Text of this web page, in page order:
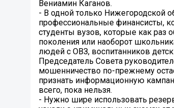
Вениамин Каганов.
- В одной только Нижегородской
профессиональные финансисты,
студенты вузов, которые как раз
поколения или наоборот
людей с ОВЗ, воспитанников
Председатель Совета
мошенничество по-прежнему
признать информационную
всего, пока нельзя.
- Нужно шире использовать